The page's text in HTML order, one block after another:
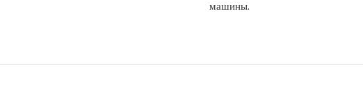
машины.